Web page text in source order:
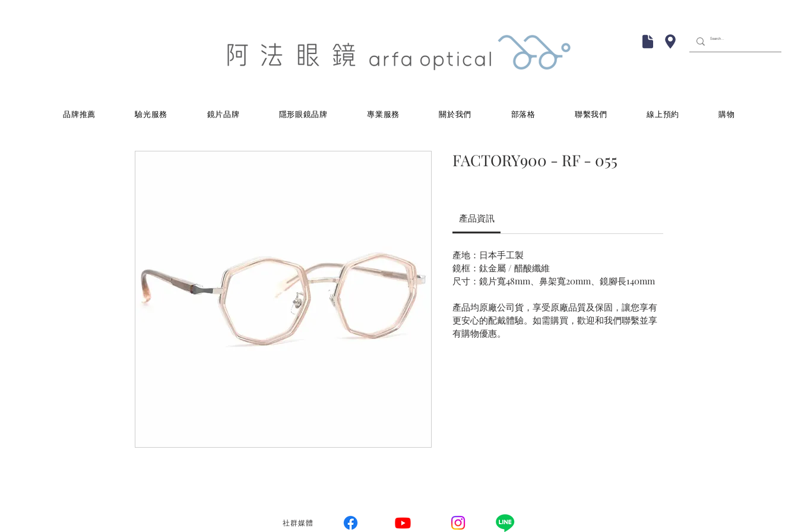
品牌推薦 驗光服務 鏡片品牌 隱形眼鏡品牌 專業服務 關於我們 部落格 聯繫我們 線上預約 購物
FACTORY900 - RF - 055
產品資訊
產地：日本手工製
鏡框：鈦金屬 / 醋酸纖維
尺寸：鏡片寬48mm、鼻架寬20mm、鏡腳長140mm
產品均原廠公司貨，享受原廠品質及保固，讓您享有
更安心的配戴體驗。如需購買，歡迎和我們聯繫並享
有購物優惠。
社群媒體